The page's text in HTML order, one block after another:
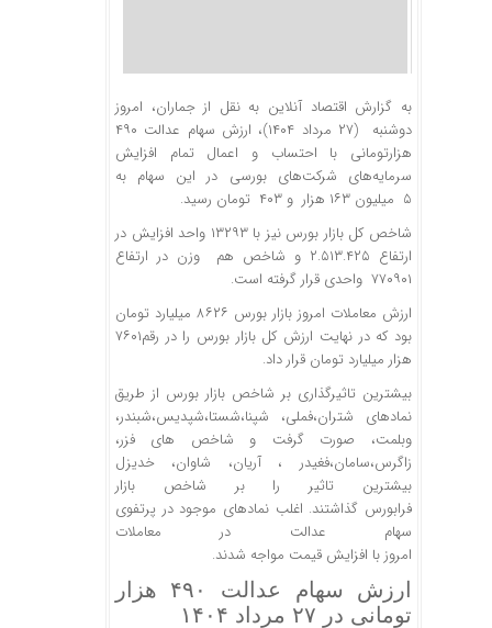
به گزارش اقتصاد آنلاین به نقل از جماران، امروز
دوشنبه (۲۷ مرداد ۱۴۰۴)، ارزش سهام عدالت ۴۹۰
هزارتومانی با احتساب و اعمال تمام افزایش
سرمایه‌های شرکت‌های بورسی در این سهام به
۵ میلیون ۱۶۳ هزار و ۴۰۳ تومان رسید.
شاخص کل بازار بورس نیز با ۱۳۲۹۳ واحد افزایش در
ارتفاع ۲.۵۱۳.۴۲۵ و شاخص هم وزن در ارتفاع
۷۷۰۹۰۱ واحدی قرار گرفته است.
ارزش معاملات امروز بازار بورس ۸۶۲۶ میلیارد تومان
بود که در نهایت ارزش کل بازار بورس را در رقم۷۶۰۱
هزار میلیارد تومان قرار داد.
بیشترین تاثیرگذاری بر شاخص بازار بورس از طریق
نمادهای شتران،فملی، شپنا،شستا،شپدیس،شبندر،
وبلمت، صورت گرفت و شاخص های فزر،
زاگرس،سامان،فغیدر ، آریان، شاوان، خدیزل
بیشترین تاثیر را بر شاخص بازار
فرابورس گذاشتند. اغلب نمادهای موجود در پرتفوی
سهام عدالت در معاملات
امروز با افزایش قیمت مواجه شدند.
ارزش سهام عدالت ۴۹۰ هزار
تومانی در ۲۷ مرداد ۱۴۰۴